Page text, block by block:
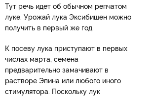
Тут речь идет об обычном репчатом
луке. Урожай лука Эксибишен можно
получить в первый же год.
К посеву лука приступают в первых
числах марта, семена
предварительно замачивают в
растворе Эпина или любого иного
стимулятора. Поскольку лук